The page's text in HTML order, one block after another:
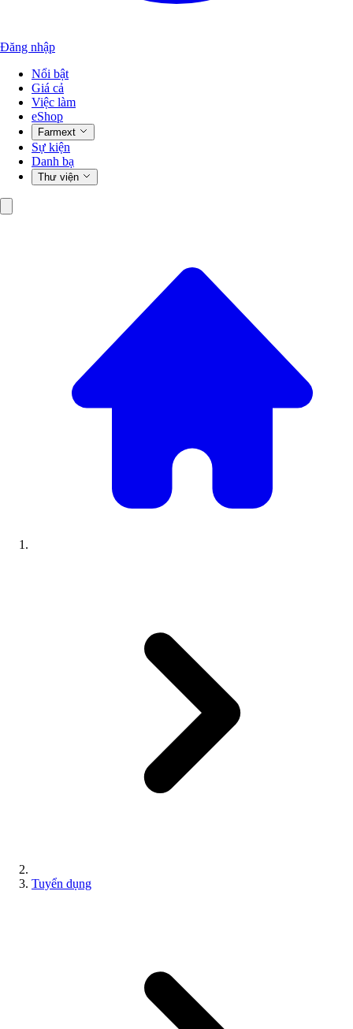
Đăng nhập
Nổi bật
Giá cả
Việc làm
eShop
Farmext
Sự kiện
Danh bạ
Thư viện
Tuyển dụng